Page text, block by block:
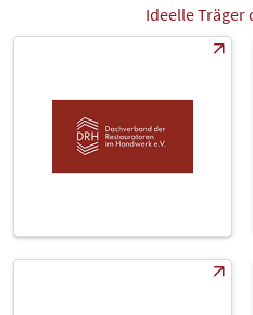
Ideelle Träger